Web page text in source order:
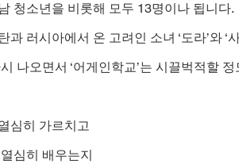
청소년을 비롯해 모두 13명이나 됩니다.
러시아에서 온 고려인 소녀 ‘도라’와 ‘사
나오면서 ‘어게인학교’는 시끌벅적할
심히 가르치고
심히 배우는지